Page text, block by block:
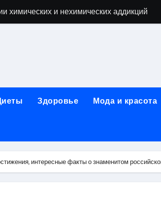
химических и нехимических аддикций
12 шагов, психотерапия,
под ключ
крыла одного полёта
Здоровье Мода и красота
интересные факты о знаменитом